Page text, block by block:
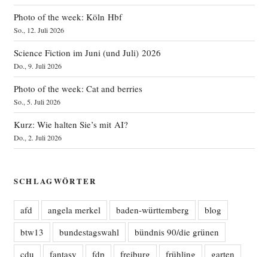
Photo of the week: Köln Hbf
So., 12. Juli 2026
Science Fiction im Juni (und Juli) 2026
Do., 9. Juli 2026
Photo of the week: Cat and berries
So., 5. Juli 2026
Kurz: Wie halten Sie’s mit AI?
Do., 2. Juli 2026
SCHLAGWÖRTER
afd angela merkel baden-württemberg
blog
btw13
bundestagswahl
bündnis 90/die grünen
cdu
fantasy fdp freiburg frühling garten